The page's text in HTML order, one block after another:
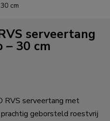
cm
serveertang
– 30 cm
RVS serveertang met
geborsteld roestvrij